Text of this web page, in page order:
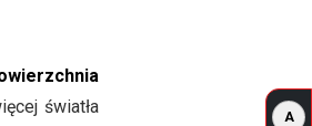
światła
A